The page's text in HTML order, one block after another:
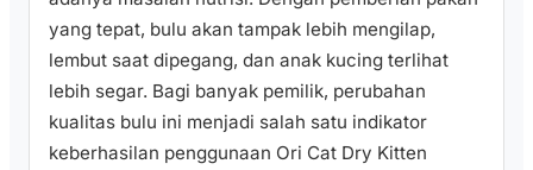
yang tepat, bulu akan tampak lebih mengilap,
lembut saat dipegang, dan anak kucing terlihat
lebih segar. Bagi banyak pemilik, perubahan
kualitas bulu ini menjadi salah satu indikator
keberhasilan penggunaan Ori Cat Dry Kitten